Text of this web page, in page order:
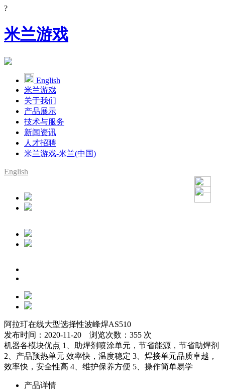
?
米兰游戏
English
米兰游戏
关于我们
产品展示
技术与服务
新闻资讯
人才招聘
米兰游戏-米兰(中国)
English
YAMAHA代理
阿拉玎在线大型选择性波峰焊AS510
发布时间：2020-11-20 浏览次数：355 次
机器各模块优点 1、助焊剂喷涂单元，节省能源，节省助焊剂
2、产品预热单元 效率快，温度稳定 3、焊接单元品质卓越，
效率快，安全性高 4、维护保养方便 5、操作简单易学
产品详情